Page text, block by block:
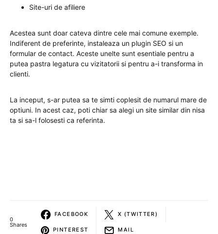
Site-uri de afiliere
Acestea sunt doar cateva dintre cele mai comune exemple.
Indiferent de preferinte, instaleaza un plugin SEO si un
formular de contact. Aceste unelte sunt esentiale pentru a
putea pastra legatura cu vizitatorii si pentru a-i transforma in
clienti.
La inceput, s-ar putea sa te simti coplesit de numarul mare de
optiuni. In acest caz, poti chiar sa alegi un site similar din nisa
ta si sa-l folosesti ca referinta.
0
Shares
FACEBOOK X (TWITTER)
PINTEREST MAIL